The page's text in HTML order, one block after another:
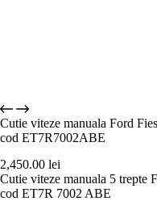
Cutie viteze manuala Ford
cod ET7R7002ABE
2,450.00 lei
Cutie viteze manuala 5 trepte
cod ET7R 7002 ABE